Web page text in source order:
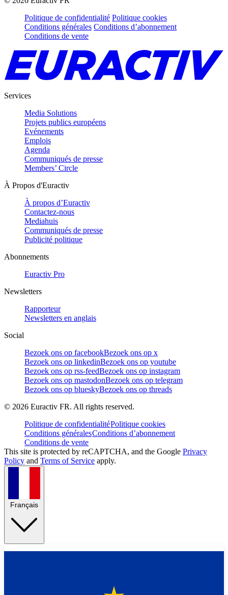
Politique de confidentialité Politique cookies
Conditions générales Conditions d’abonnement
Conditions de vente
Services
Media Solutions
Projets publics européens
Evénements
Emplois
Agenda
Communiqués de presse
Members’ Circle
À Propos d'Euractiv
À propos d’Euractiv
Contactez-nous
Mediahuis
Communiqués de presse
Publicité politique
Abonnements
Euractiv Pro
Newsletters
Rapporteur
Newsletters en anglais
Social
Bezoek ons op facebookBezoek ons op x
Bezoek ons op linkedinBezoek ons op youtube
Bezoek ons op rss-feedBezoek ons op instagram
Bezoek ons op mastodonBezoek ons op telegram
Bezoek ons op blueskyBezoek ons op threads
© 2026 Euractiv FR. All rights reserved.
Politique de confidentialitéPolitique cookies
Conditions généralesConditions d’abonnement
Conditions de vente
This site is protected by reCAPTCHA, and the Google Privacy
Policy and Terms of Service apply.
Français